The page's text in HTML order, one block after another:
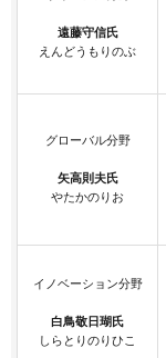
遠藤守信氏
えんどうもりのぶ
グローバル分野
矢高則夫氏
やたかのりお
イノベーション分野
白鳥敬日瑚氏
しらとりのりひこ